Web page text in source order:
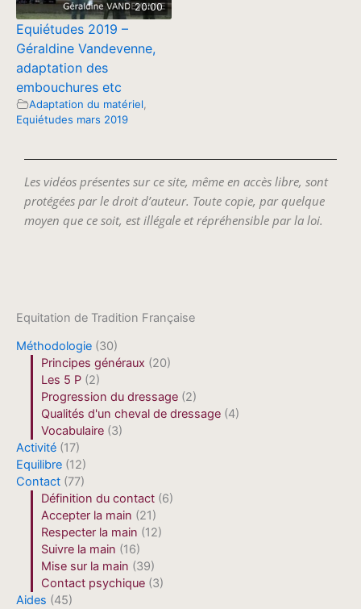
Equitation de Tradition Française
Méthodologie (30)
Principes généraux (20)
Les 5 P (2)
Progression du dressage (2)
Qualités d'un cheval de dressage (4)
Vocabulaire (3)
Activité (17)
Equilibre (12)
Contact (77)
Définition du contact (6)
Accepter la main (21)
Respecter la main (12)
Suivre la main (16)
Mise sur la main (39)
Contact psychique (3)
Aides (45)
20:00
Equiétudes 2019 –
Géraldine Vandevenne,
adaptation des
embouchures etc
Adaptation du matériel
Equiétudes mars 2019
Les vidéos présentes sur ce site, même en accès libre, sont
protégées par le droit d’auteur. Toute copie, par quelque
moyen que ce soit, est illégale et répréhensible par la loi.